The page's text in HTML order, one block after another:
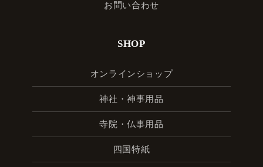
お問い合わせ
SHOP
オンラインショップ
神社・神事用品
寺院・仏事用品
四国特紙